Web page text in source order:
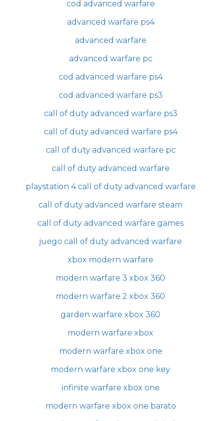
cod advanced warfare
advanced warfare ps4
advanced warfare
advanced warfare pc
cod advanced warfare ps4
cod advanced warfare ps3
call of duty advanced warfare ps3
call of duty advanced warfare ps4
call of duty advanced warfare pc
call of duty advanced warfare
playstation 4 call of duty advanced warfare
call of duty advanced warfare steam
call of duty advanced warfare games
juego call of duty advanced warfare
xbox modern warfare
modern warfare 3 xbox 360
modern warfare 2 xbox 360
garden warfare xbox 360
modern warfare xbox
modern warfare xbox one
modern warfare xbox one key
infinite warfare xbox one
modern warfare xbox one barato